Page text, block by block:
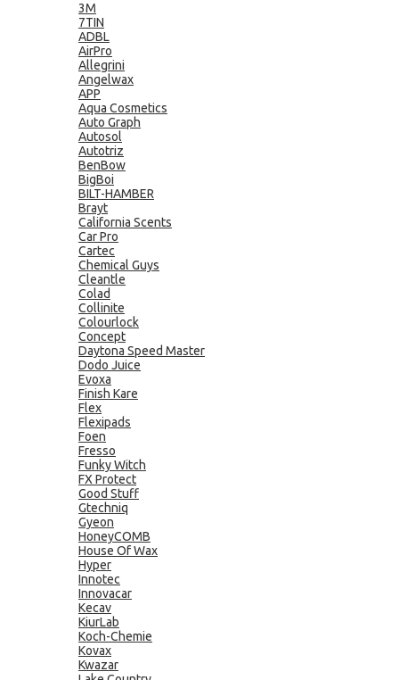
3M
7TIN
ADBL
AirPro
Allegrini
Angelwax
APP
Aqua Cosmetics
Auto Graph
Autosol
Autotriz
BenBow
BigBoi
BILT-HAMBER
Brayt
California Scents
Car Pro
Cartec
Chemical Guys
Cleantle
Colad
Collinite
Colourlock
Concept
Daytona Speed Master
Dodo Juice
Evoxa
Finish Kare
Flex
Flexipads
Foen
Fresso
Funky Witch
FX Protect
Good Stuff
Gtechniq
Gyeon
HoneyCOMB
House Of Wax
Hyper
Innotec
Innovacar
Kecav
KiurLab
Koch-Chemie
Kovax
Kwazar